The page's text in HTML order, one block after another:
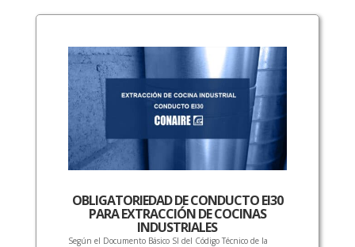
OBLIGATORIEDAD DE CONDUCTO EI30
PARA EXTRACCIÓN DE COCINAS
INDUSTRIALES
Según el Documento Básico SI del Código Técnico de la